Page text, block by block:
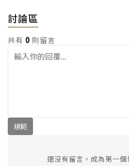
討論區
共有 0 則留言
規範
還沒有留言，成為第一個